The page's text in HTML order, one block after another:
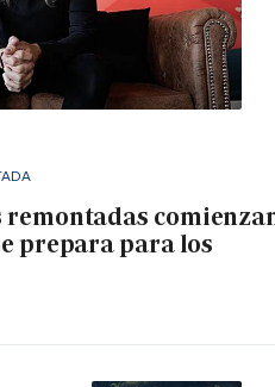
remontadas
prepara para los